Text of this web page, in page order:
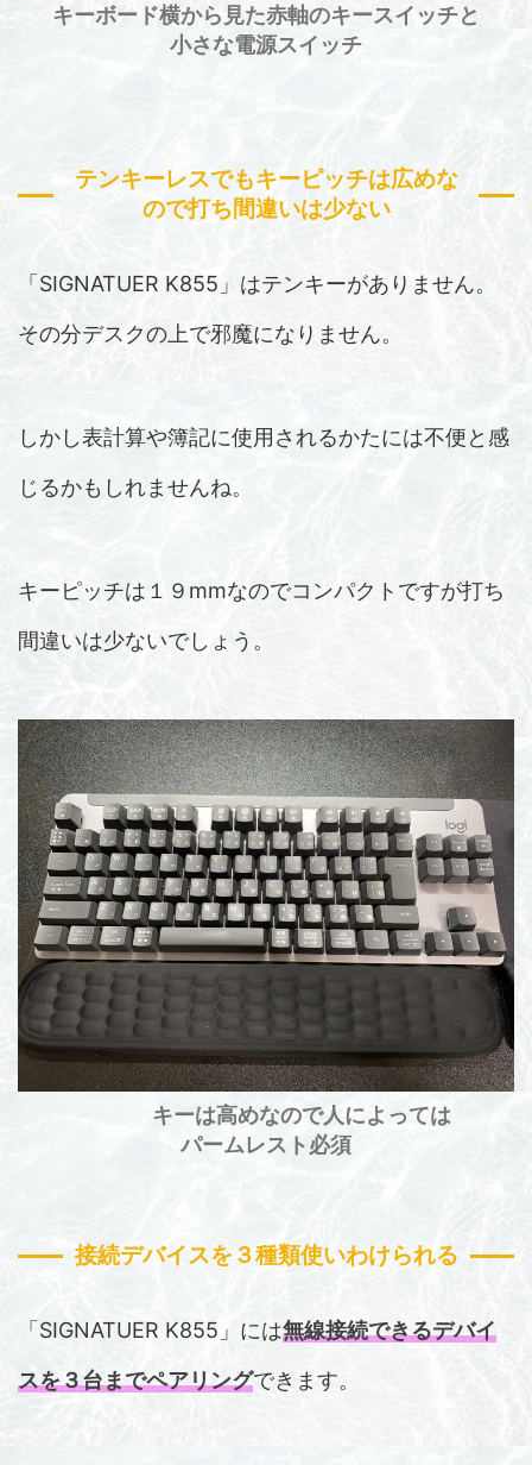
キーボード横から見た赤軸のキースイッチと
小さな電源スイッチ
テンキーレスでもキーピッチは広めな
ので打ち間違いは少ない
「SIGNATUER K855」はテンキーがありません。
その分デスクの上で邪魔になりません。
しかし表計算や簿記に使用されるかたには不便と感
じるかもしれませんね。
キーピッチは１９mmなのでコンパクトですが打ち
間違いは少ないでしょう。
キーは高めなので人によっては
パームレスト必須
接続デバイスを３種類使いわけられる
「SIGNATUER K855」には無線接続できるデバイ
スを３台までペアリングできます。